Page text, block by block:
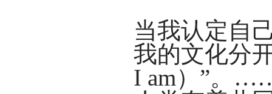
当我认定自
我的文化分
I am）”。